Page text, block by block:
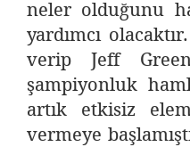
neler olduğunu
yardımcı
verip Jeff
şampiyonluk
artık etkisiz
vermeye